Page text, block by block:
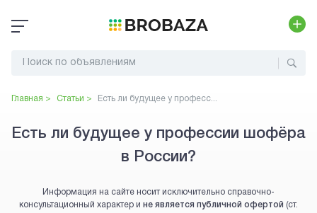
Главная > Статьи > Есть ли будущее у професс...
Есть ли будущее у профессии шофёра
в России?
Информация на сайте носит исключительно справочно-
консультационный характер и не является публичной офертой (ст.